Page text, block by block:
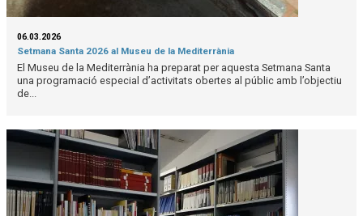
06.03.2026
Setmana Santa 2026 al Museu de la Mediterrània
El Museu de la Mediterrània ha preparat per aquesta Setmana Santa
una programació especial d’activitats obertes al públic amb l’objectiu
de...